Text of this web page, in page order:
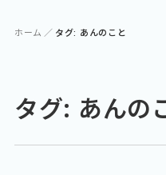
ホーム タグ: あんのこと
タグ: あんの